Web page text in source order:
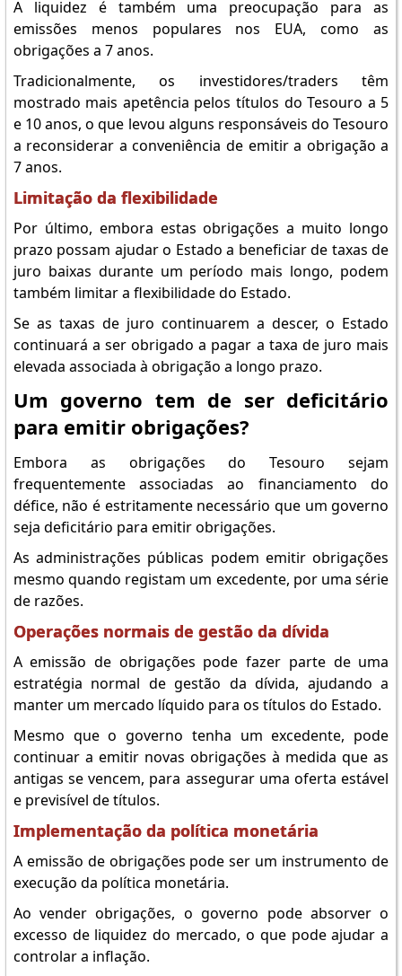
A liquidez é também uma preocupação para as
emissões menos populares nos EUA, como as
obrigações a 7 anos.
Tradicionalmente, os investidores/traders têm
mostrado mais apetência pelos títulos do Tesouro a 5
e 10 anos, o que levou alguns responsáveis do Tesouro
a reconsiderar a conveniência de emitir a obrigação a
7 anos.
Limitação da flexibilidade
Por último, embora estas obrigações a muito longo
prazo possam ajudar o Estado a beneficiar de taxas de
juro baixas durante um período mais longo, podem
também limitar a flexibilidade do Estado.
Se as taxas de juro continuarem a descer, o Estado
continuará a ser obrigado a pagar a taxa de juro mais
elevada associada à obrigação a longo prazo.
Um governo tem de ser deficitário
para emitir obrigações?
Embora as obrigações do Tesouro sejam
frequentemente associadas ao financiamento do
défice, não é estritamente necessário que um governo
seja deficitário para emitir obrigações.
As administrações públicas podem emitir obrigações
mesmo quando registam um excedente, por uma série
de razões.
Operações normais de gestão da dívida
A emissão de obrigações pode fazer parte de uma
estratégia normal de gestão da dívida, ajudando a
manter um mercado líquido para os títulos do Estado.
Mesmo que o governo tenha um excedente, pode
continuar a emitir novas obrigações à medida que as
antigas se vencem, para assegurar uma oferta estável
e previsível de títulos.
Implementação da política monetária
A emissão de obrigações pode ser um instrumento de
execução da política monetária.
Ao vender obrigações, o governo pode absorver o
excesso de liquidez do mercado, o que pode ajudar a
controlar a inflação.